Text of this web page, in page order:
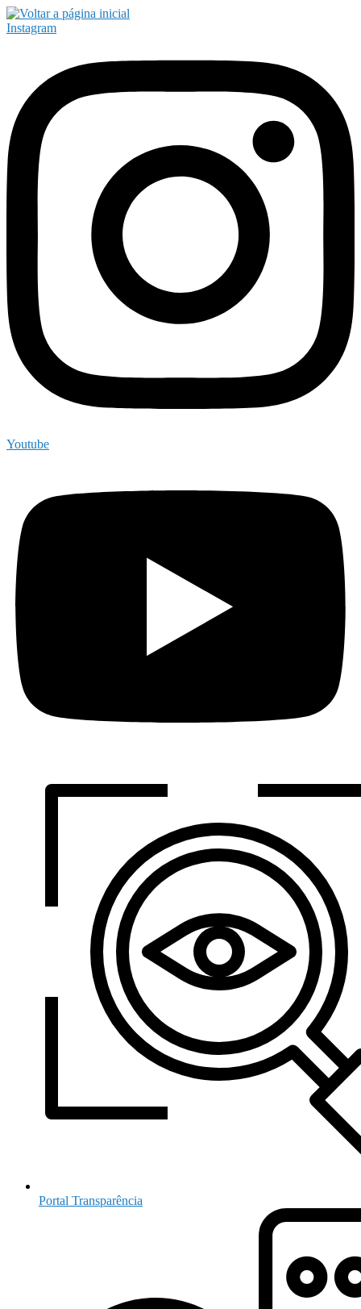
Instagram
Youtube
Portal Transparência